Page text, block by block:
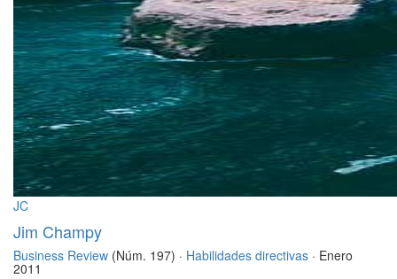
JC
Jim Champy
Business Review (Núm. 197) · Habilidades directivas · Enero
2011